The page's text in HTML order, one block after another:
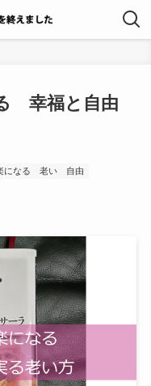
幸福と自由
になる 老い
自由